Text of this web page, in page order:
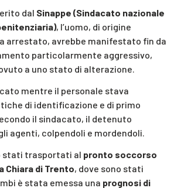
dal Sinappe (Sindacato nazionale
, l’uomo, di origine
arrestato, avrebbe manifestato fin da
particolarmente aggressivo,
a uno stato di alterazione.
mentre il personale stava
di identificazione e di primo
il sindacato, il detenuto
agenti, colpendoli e mordendoli.
stati trasportati al pronto soccorso
Chiara di Trento, dove sono stati
è stata emessa una prognosi di